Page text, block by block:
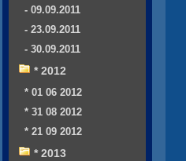
- 09.09.2011
- 23.09.2011
- 30.09.2011
* 2012
* 01 06 2012
* 31 08 2012
* 21 09 2012
* 2013